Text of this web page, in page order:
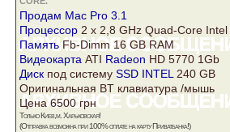
Продам Mac Pro 3.1
Процессор 2 x 2,8 GHz Quad-Core Intel
ПамятьFb-Dimm 16 GB RAM
Видеокарта ATI Radeon HD 5770 1Gb
Диск под систему SSD INTEL 240 GB
Оригинальная BT клавиатура /мышь
Цена 6500 грн
Только Киев,м. Харьковская!
(Отправка возможна при 100% оплате на карту Приватбанка!)